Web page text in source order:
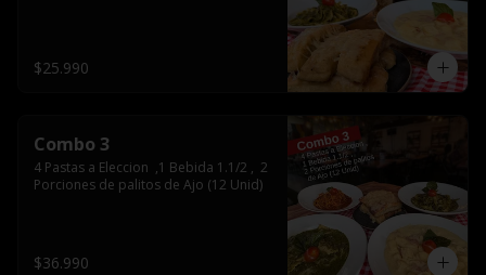
$25.990
Combo 3
4 Pastas a Eleccion  ,1 Bebida 1.1/2 ,  2
Porciones de palitos de Ajo (12 Unid)
$36.990